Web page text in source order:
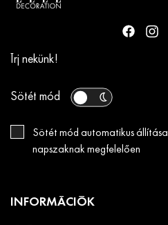
Írj nekünk!
Sötét mód
Sötét mód automatikus állítása
napszaknak megfelelően
INFORMÁCIÓK